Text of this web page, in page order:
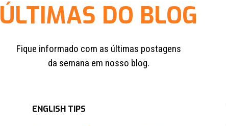
ÚLTIMAS DO BLOG
Fique informado com as últimas postagens
da semana em nosso blog.
ENGLISH TIPS